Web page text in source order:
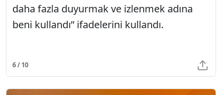
daha fazla duyurmak ve izlenmek adına
beni kullandı” ifadelerini kullandı.
6 / 10